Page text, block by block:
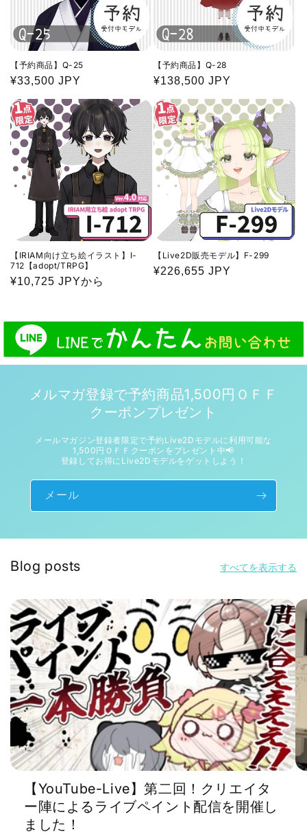
【予約商品】Q-25
通
価
格
¥33,500 JPY
【予約商品】Q-28
通
価
格
¥138,500 JPY
【IRIAM向け立ち絵イラスト】I-
712【adopt/TRPG】
通
格
¥10,725 JPYから
【Live2D販売モデル】F-299
通
¥226,655 JPY
メルマガ登録で予約商品1,500円ＯＦＦ
クーポンプレゼント
メールマガジン登録者限定で予約Live2Dモデルに利用可能な
1,500円ＯＦＦクーポンをプレゼント中📢
登録してお得にLive2Dモデルをゲットしよう！
メール
Blog posts すべてを表示する
【YouTube-Live】第二回！クリエイタ
ー陣によるライブペイント配信を開催し
ました！